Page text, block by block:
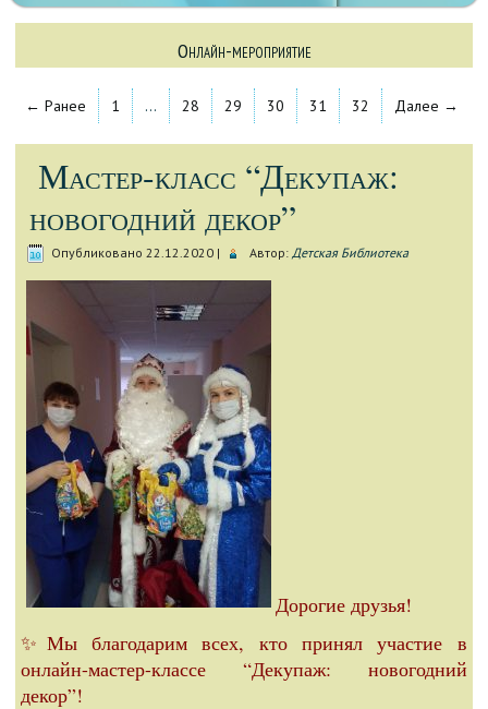
Онлайн-мероприятие
← Ранее 1 … 28 29 30 31 32 Далее →
Мастер-класс “Декупаж:
новогодний декор”
Опубликовано 22.12.2020 | Автор: Детская Библиотека
Дорогие друзья!
✨Мы благодарим всех, кто принял участие в
онлайн-мастер-классе “Декупаж: новогодний
декор”!